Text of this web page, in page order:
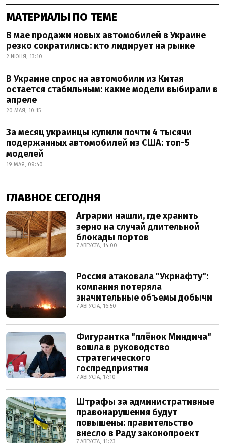
МАТЕРИАЛЫ ПО ТЕМЕ
В мае продажи новых автомобилей в Украине
резко сократились: кто лидирует на рынке
2 ИЮНЯ, 13:10
В Украине спрос на автомобили из Китая
остается стабильным: какие модели выбирали в
апреле
20 МАЯ, 10:15
За месяц украинцы купили почти 4 тысячи
подержанных автомобилей из США: топ-5
моделей
19 МАЯ, 09:40
ГЛАВНОЕ СЕГОДНЯ
Аграрии нашли, где хранить
зерно на случай длительной
блокады портов
7 АВГУСТА, 14:00
Россия атаковала "Укрнафту":
компания потеряла
значительные объемы добычи
7 АВГУСТА, 16:50
Фигурантка "плёнок Миндича"
вошла в руководство
стратегического
госпредприятия
7 АВГУСТА, 17:10
Штрафы за административные
правонарушения будут
повышены: правительство
внесло в Раду законопроект
7 АВГУСТА, 11:23